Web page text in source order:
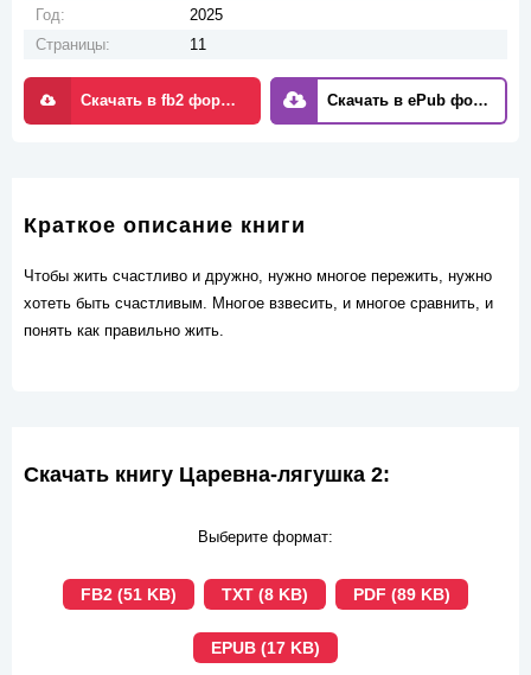
Год:
2025
Страницы:
11
Скачать в fb2 формате Скачать в ePub формате
Краткое описание книги
Чтобы жить счастливо и дружно, нужно многое пережить, нужно
хотеть быть счастливым. Многое взвесить, и многое сравнить, и
понять как правильно жить.
Скачать книгу Царевна-лягушка 2:
Выберите формат:
FB2 (51 KB) TXT (8 KB) PDF (89 KB)
EPUB (17 KB)